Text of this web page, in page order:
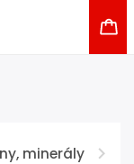
minerály